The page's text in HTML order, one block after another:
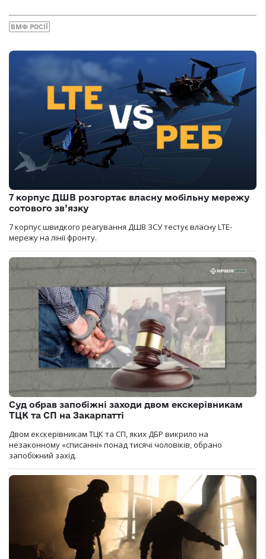
ВМФ РОСІЇ
7 корпус ДШВ розгортає власну мобільну мережу
сотового зв’язку
7 корпус швидкого реагування ДШВ ЗСУ тестує власну LTE-
мережу на лінії фронту.
Суд обрав запобіжні заходи двом екскерівникам
ТЦК та СП на Закарпатті
Двом екскерівникам ТЦК та СП, яких ДБР викрило на
незаконному «списанні» понад тисячі чоловіків, обрано
запобіжний захід.